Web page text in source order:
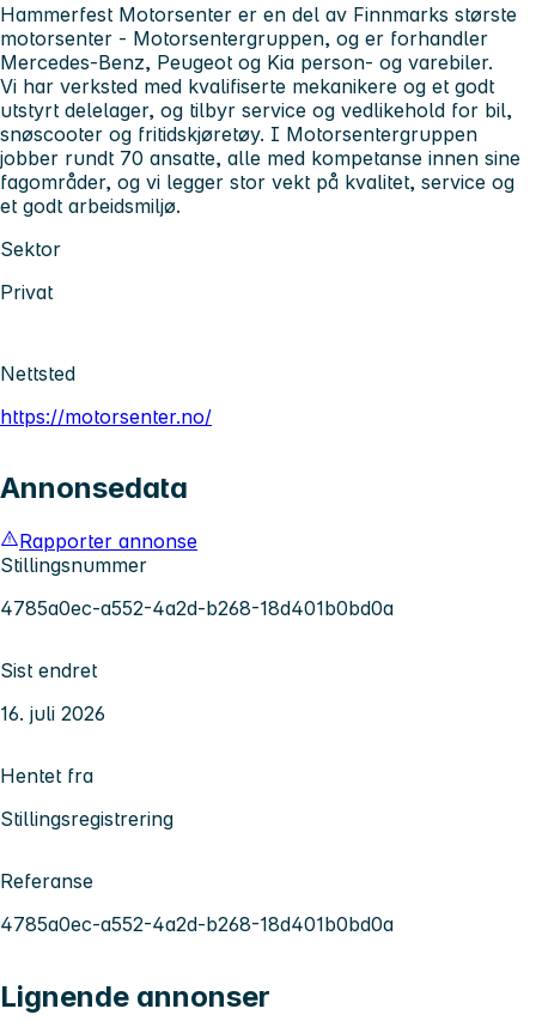
Hammerfest Motorsenter er en del av Finnmarks største
motorsenter - Motorsentergruppen, og er forhandler
Mercedes-Benz, Peugeot og Kia person- og varebiler.
Vi har verksted med kvalifiserte mekanikere og et godt
utstyrt delelager, og tilbyr service og vedlikehold for bil,
snøscooter og fritidskjøretøy. I Motorsentergruppen
jobber rundt 70 ansatte, alle med kompetanse innen sine
fagområder, og vi legger stor vekt på kvalitet, service og
et godt arbeidsmiljø.
Sektor
Privat
Nettsted
https://motorsenter.no/
Annonsedata
Rapporter annonse
Stillingsnummer
4785a0ec-a552-4a2d-b268-18d401b0bd0a
Sist endret
16. juli 2026
Hentet fra
Stillingsregistrering
Referanse
4785a0ec-a552-4a2d-b268-18d401b0bd0a
Lignende annonser